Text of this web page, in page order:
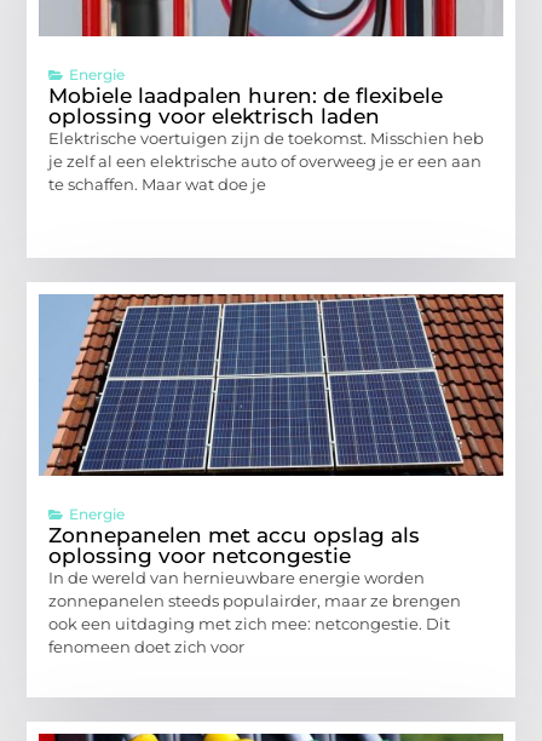
Energie
Mobiele laadpalen huren: de flexibele
oplossing voor elektrisch laden
Elektrische voertuigen zijn de toekomst. Misschien heb
je zelf al een elektrische auto of overweeg je er een aan
te schaffen. Maar wat doe je
Energie
Zonnepanelen met accu opslag als
oplossing voor netcongestie
In de wereld van hernieuwbare energie worden
zonnepanelen steeds populairder, maar ze brengen
ook een uitdaging met zich mee: netcongestie. Dit
fenomeen doet zich voor